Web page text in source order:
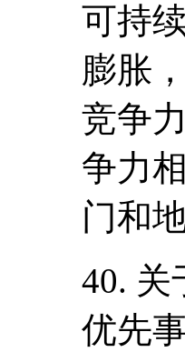
可持
膨胀
竞争
争力
门和
40. 关
优先